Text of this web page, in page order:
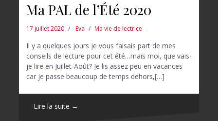
Ma PAL de l’Été 2020
17 juillet 2020 Eva Ma vie de lectrice
Il y a quelques jours je vous faisais part de mes
conseils de lecture pour cet été…mais moi, que vais-
je lire en Juillet-Août? Je lis assez peu en vacances
car je passe beaucoup de temps dehors,[…]
Lire la suite →